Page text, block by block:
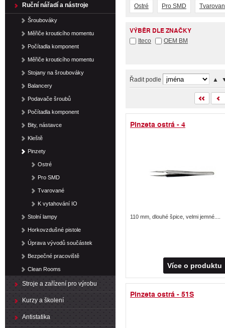
Ostré Pro SMD
VÝBĚR DLE ZNAČKY
Iteco OEM BM
Řadit podle ▲
Pinzeta ostrá - 4
110 mm, dlouhé špice, velmi jemné....
Více o produktu
Pinzeta ostrá - 51S
Ruční nářadí a nástroje
Šroubováky
Měřiče krouticího momentu
Počítadla komponent
Měřiče krouticího momentu
Stojany na šroubováky
Balancery
Podavače šroubů
Počítadla komponent
Bity, nástavce
Kleště
Pinzety
Ostré
Pro SMD
Tvarované
K vytahování IO
Stolní lampy
Horkovzdušné pistole
Úprava vývodů součástek
Bezpečné pracoviště
Clean Rooms
Stroje a zařízení pro výrobu
Kurzy a školení
Antistatika